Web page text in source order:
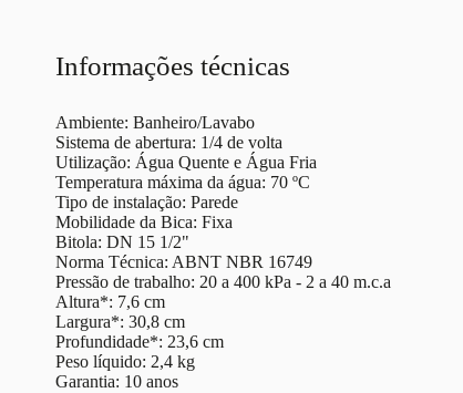
Informações técnicas
Ambiente: Banheiro/Lavabo
Sistema de abertura: 1/4 de volta
Utilização: Água Quente e Água Fria
Temperatura máxima da água: 70 ºC
Tipo de instalação: Parede
Mobilidade da Bica: Fixa
Bitola: DN 15 1/2"
Norma Técnica: ABNT NBR 16749
Pressão de trabalho: 20 a 400 kPa - 2 a 40 m.c.a
Altura*: 7,6 cm
Largura*: 30,8 cm
Profundidade*: 23,6 cm
Peso líquido: 2,4 kg
Garantia: 10 anos